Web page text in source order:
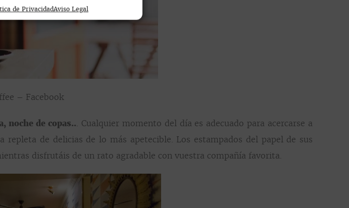
de PrivacidadAviso Legal
– Facebook
noche de copas... Cualquier momento del día es adecuado para acercarse a
de delicias de lo más apetecible. Los estampados del papel de sus
disfrutáis de un rato agradable con vuestra compañía favorita.